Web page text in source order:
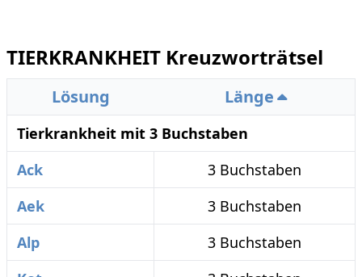
TIERKRANKHEIT Kreuzworträtsel
Lösung Länge
Tierkrankheit mit 3 Buchstaben
Ack
3 Buchstaben
Aek
3 Buchstaben
Alp
3 Buchstaben